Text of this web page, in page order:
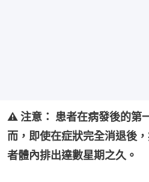
⚠️ 注意： 患者在病發後的第
而，即使在症狀完全消退後
者體內排出達數星期之久。